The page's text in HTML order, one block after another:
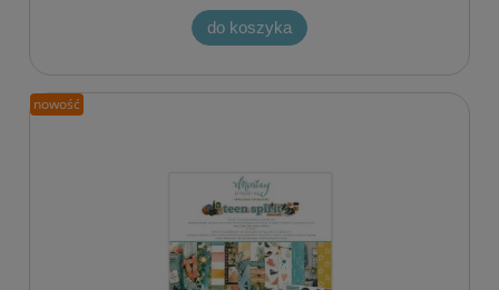
do koszyka
nowość